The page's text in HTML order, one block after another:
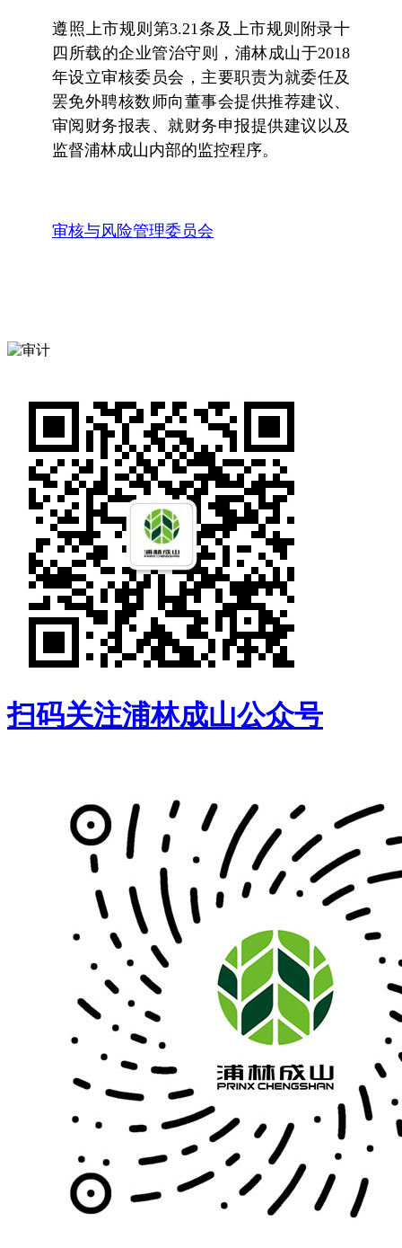
遵照上市规则第3.21条及上市规则附录十
四所载的企业管治守则，浦林成山于2018
年设立审核委员会，主要职责为就委任及
罢免外聘核数师向董事会提供推荐建议、
审阅财务报表、就财务申报提供建议以及
监督浦林成山内部的监控程序。
审核与风险管理委员会
扫码关注浦林成山公众号